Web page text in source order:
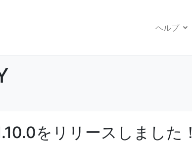
ヘルプ
をリリースしました！